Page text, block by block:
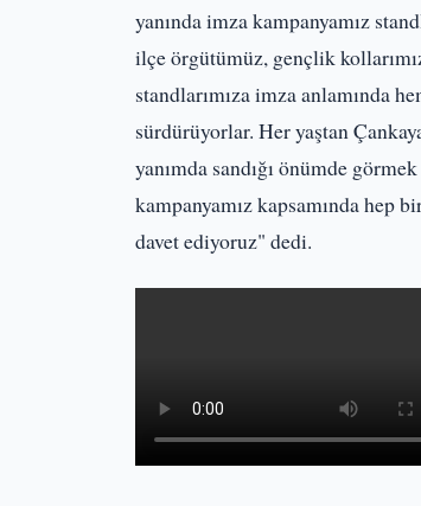
yanında imza kampanyamız
ilçe örgütümüz, gençlik
standlarımıza imza anlamında
sürdürüyorlar. Her yaştan
yanımda sandığı önümde
kampanyamız kapsamında hep
davet ediyoruz" dedi.